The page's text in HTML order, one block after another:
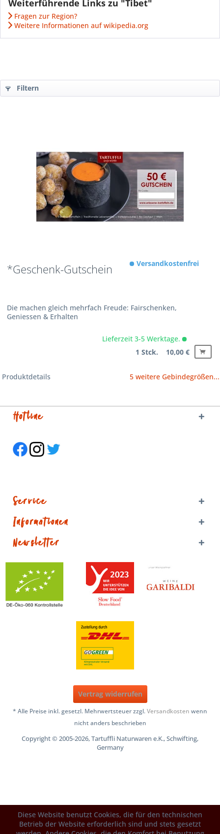
Weiterführende Links zu "Tibet"
Fragen zur Region?
Weitere Informationen auf wikipedia.org
Filtern
*Geschenk-Gutschein
Die machen gleich mehrfach Freude: Fairschenken,
Geniessen & Erhalten
Versandkostenfrei
Lieferzeit 3-5 Werktage.
1 Stck. 10,00 €
1 Stck. 20,00 €
1 Stck. 30,00 €
Produktdetails 5 weitere Gebindegrößen...
Hotline
Service
Informationen
Newsletter
Vertrag widerrufen
* Alle Preise inkl. gesetzl. Mehrwertsteuer zzgl.Versandkosten wenn
nicht anders beschrieben
Copyright © 2005-2026, Tartuffli Naturwaren e.K., Schwifting,
Germany
Diese Website benutzt Cookies, die für den technischen
Betrieb der Website erforderlich sind und stets gesetzt